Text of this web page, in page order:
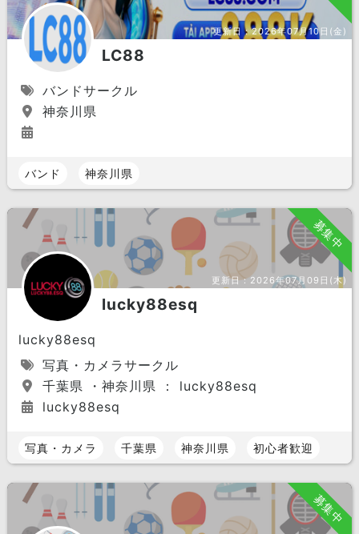
更新日：2026年07月10日(金)
LC88
バンドサークル
神奈川県
バンド 神奈川県
募集中
更新日：2026年07月09日(木)
lucky88esq
lucky88esq
写真・カメラサークル
千葉県 ・神奈川県 ： lucky88esq
lucky88esq
写真・カメラ 千葉県 神奈川県 初心者歓迎
募集中